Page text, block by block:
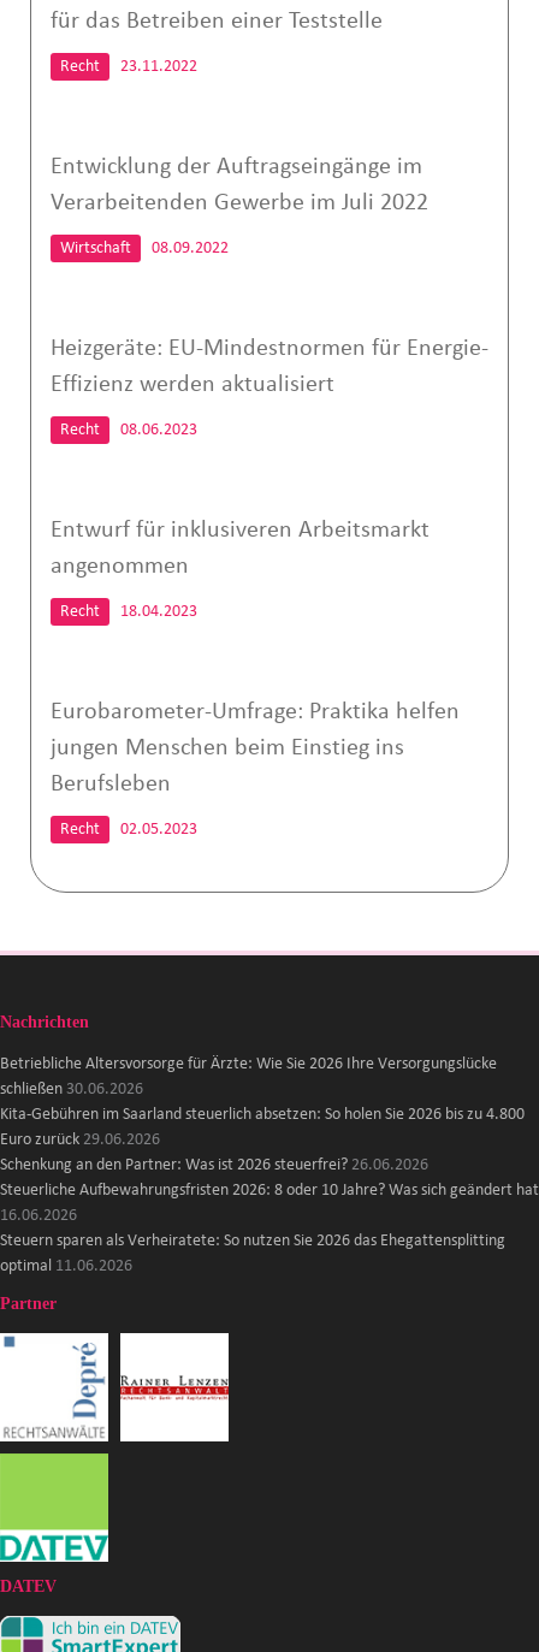
für das Betreiben einer Teststelle
Recht 23.11.2022
Entwicklung der Auftragseingänge im
Verarbeitenden Gewerbe im Juli 2022
Wirtschaft 08.09.2022
Heizgeräte: EU-Mindestnormen für Energie-
Effizienz werden aktualisiert
Recht 08.06.2023
Entwurf für inklusiveren Arbeitsmarkt
angenommen
Recht 18.04.2023
Eurobarometer-Umfrage: Praktika helfen
jungen Menschen beim Einstieg ins
Berufsleben
Recht 02.05.2023
Nachrichten
Betriebliche Altersvorsorge für Ärzte: Wie Sie 2026 Ihre Versorgungslücke
schließen 30.06.2026
Kita-Gebühren im Saarland steuerlich absetzen: So holen Sie 2026 bis zu 4.800
Euro zurück 29.06.2026
Schenkung an den Partner: Was ist 2026 steuerfrei? 26.06.2026
Steuerliche Aufbewahrungsfristen 2026: 8 oder 10 Jahre? Was sich geändert hat
16.06.2026
Steuern sparen als Verheiratete: So nutzen Sie 2026 das Ehegattensplitting
optimal 11.06.2026
Partner
DATEV